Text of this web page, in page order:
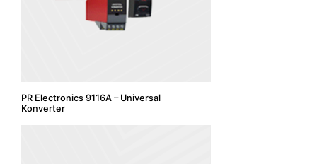
PR Electronics 9116A – Universal
Konverter